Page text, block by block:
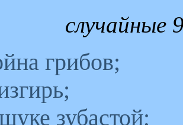
случайные
грибов;
зубастой;